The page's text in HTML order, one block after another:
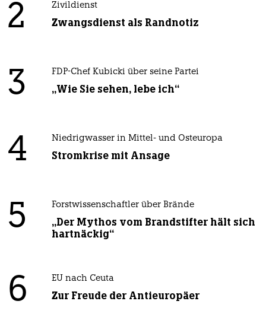
2 Zivildienst
Zwangsdienst als Randnotiz
3 FDP-Chef Kubicki über seine Partei
„Wie Sie sehen, lebe ich“
4 Niedrigwasser in Mittel- und Osteuropa
Stromkrise mit Ansage
5 Forstwissenschaftler über Brände
„Der Mythos vom Brandstifter hält sich
hartnäckig“
6 EU nach Ceuta
Zur Freude der Antieuropäer